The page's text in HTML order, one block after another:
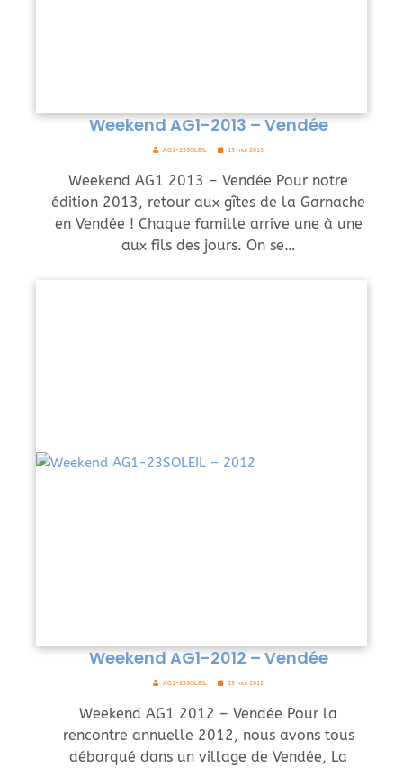
Weekend AG1-2013 – Vendée
AG1-23SOLEIL 13 mai 2013
Weekend AG1 2013 – Vendée Pour notre
édition 2013, retour aux gîtes de la Garnache
en Vendée ! Chaque famille arrive une à une
aux fils des jours. On se…
Weekend AG1-2012 – Vendée
AG1-23SOLEIL 13 mai 2012
Weekend AG1 2012 – Vendée Pour la
rencontre annuelle 2012, nous avons tous
débarqué dans un village de Vendée, La